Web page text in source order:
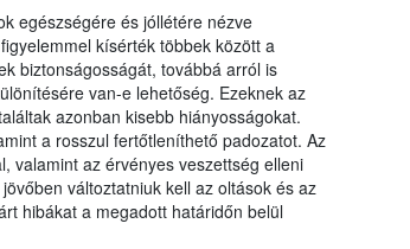
egészségére és jóllétére nézve
kísérték többek között a
biztonságosságát, továbbá arról is
van-e lehetőség. Ezeknek az
azonban kisebb hiányosságokat.
a rosszul fertőtleníthető padozatot. Az
valamint az érvényes veszettség elleni
változtatniuk kell az oltások és az
hibákat a megadott határidőn belül